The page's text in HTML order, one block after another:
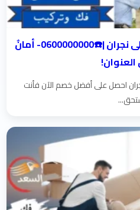
شركة نقل عفش من جدة الى نجران |☎️0600000000- أمانٌ
احصل على أفضل خصم الآن فأنت